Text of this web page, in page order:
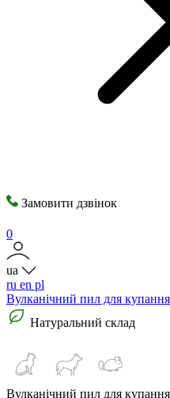
Замовити дзвінок
0
ua
ru en pl
Вулканічний пил для
Натуральний склад
Вулканічний пил для